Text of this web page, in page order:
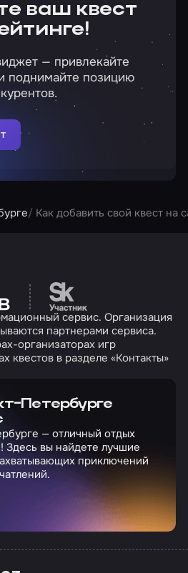
ваш квест
— привлекайте
поднимайте позицию
Как добавить свой квест на
Перейти на сайт
сервис. Организация
партнерами сервиса.
организаторах игр
квестов в разделе «Контакты»
Петербурге
— отличный отдых
Здесь вы найдете лучшие
приключений